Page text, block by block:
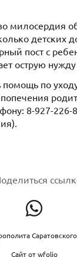
милосердия
детских
пост с
острую
по
8-927-226-
Сайт отwfolio